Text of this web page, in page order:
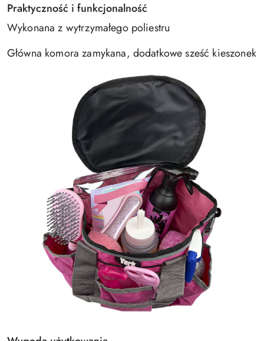
Praktyczność i funkcjonalność
Wykonana z wytrzymałego poliestru
Główna komora zamykana, dodatkowe sześć kieszonek